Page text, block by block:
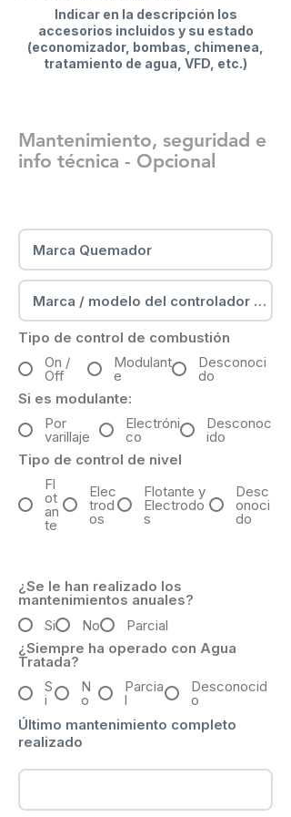
Indicar en la descripción los
accesorios incluidos y su estado
(economizador, bombas, chimenea,
tratamiento de agua, VFD, etc.)
Mantenimiento, seguridad e
info técnica - Opcional
Tipo de control de combustión
On /
Off
Modulant
e
Desconoci
do
Si es modulante:
Por
varillaje
Electróni
co
Desconoc
ido
Tipo de control de nivel
Fl
ot
an
te
Elec
trod
os
Flotante y
Electrodo
s
Desc
onoci
do
¿Se le han realizado los
mantenimientos anuales?
Si
No
Parcial
¿Siempre ha operado con Agua
Tratada?
S
i
N
o
Parcia
l
Desconocid
o
Último mantenimiento completo
realizado